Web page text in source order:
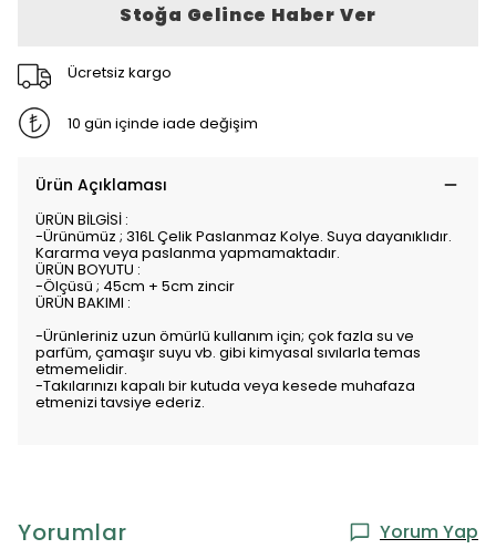
Stoğa Gelince Haber Ver
Ücretsiz kargo
10 gün içinde iade değişim
Ürün Açıklaması
ÜRÜN BİLGİSİ :
-Ürünümüz ; 316L Çelik Paslanmaz Kolye. Suya dayanıklıdır.
Kararma veya paslanma yapmamaktadır.
ÜRÜN BOYUTU :
-Ölçüsü ; 45cm + 5cm zincir
ÜRÜN BAKIMI :
-Ürünleriniz uzun ömürlü kullanım için; çok fazla su ve
parfüm, çamaşır suyu vb. gibi kimyasal sıvılarla temas
etmemelidir.
-Takılarınızı kapalı bir kutuda veya kesede muhafaza
etmenizi tavsiye ederiz.
Yorumlar Yorum Yap